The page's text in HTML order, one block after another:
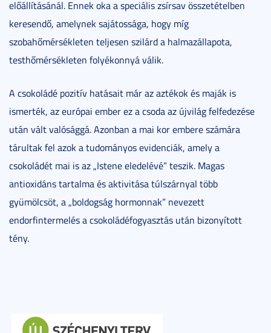
előállításánál. Ennek oka a speciális zsírsav összetételben
keresendő, amelynek sajátossága, hogy míg
szobahőmérsékleten teljesen szilárd a halmazállapota,
testhőmérsékleten folyékonnyá válik.
A csokoládé pozitív hatásait már az aztékok és maják is
ismerték, az európai ember ez a csoda az újvilág felfedezése
után vált valósággá. Azonban a mai kor embere számára
tárultak fel azok a tudományos evidenciák, amely a
csokoládét mai is az „Istene eledelévé” teszik. Magas
antioxidáns tartalma és aktivitása túlszárnyal több
gyümölcsöt, a „boldogság hormonnak” nevezett
endorfintermelés a csokoládéfogyasztás után bizonyított
tény.